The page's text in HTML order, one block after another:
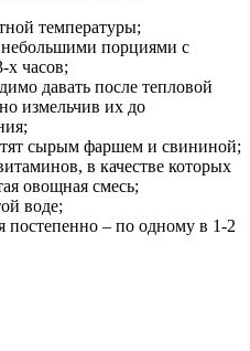
температуры;
небольшими порциями с
х часов;
давать после тепловой
измельчив их до
сырым фаршем и свининой;
в качестве которых
овощная смесь;
воде;
постепенно – по одному в 1-2